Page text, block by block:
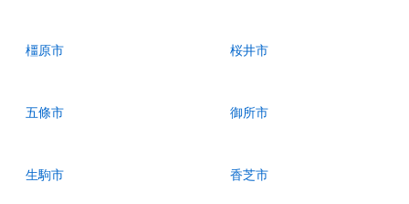
橿原市 桜井市
五條市 御所市
生駒市 香芝市